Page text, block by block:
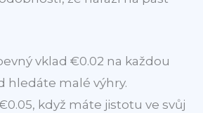
vklad €0.02 na každou
hledáte malé výhry.
když máte jistotu ve svůj